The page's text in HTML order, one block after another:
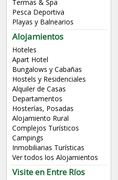
Termas & Spa
Pesca Deportiva
Playas y Balnearios
Alojamientos
Hoteles
Apart Hotel
Bungalows y Cabañas
Hostels y Residenciales
Alquiler de Casas
Departamentos
Hosterías, Posadas
Alojamiento Rural
Complejos Turísticos
Campings
Inmobiliarias Turísticas
Ver todos los Alojamientos
Visite en Entre Ríos